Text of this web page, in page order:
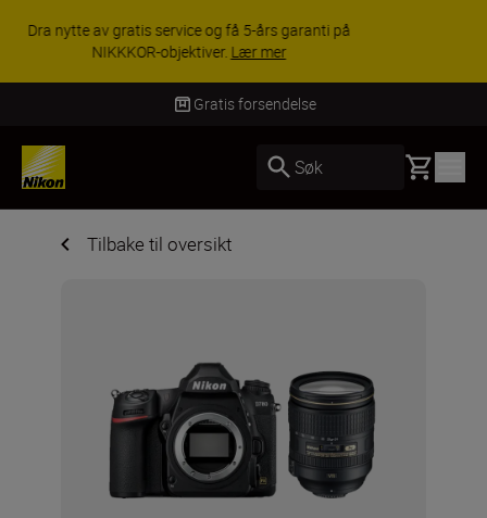
ACCESSORY SAVINGS | Få 15 % rabatt på
utvalgt tilbehør, gjør fotoutstyret komplett i dag.
KJØP NÅ
Gratis forsendelse
Søk Basket
Tilbake til oversikt